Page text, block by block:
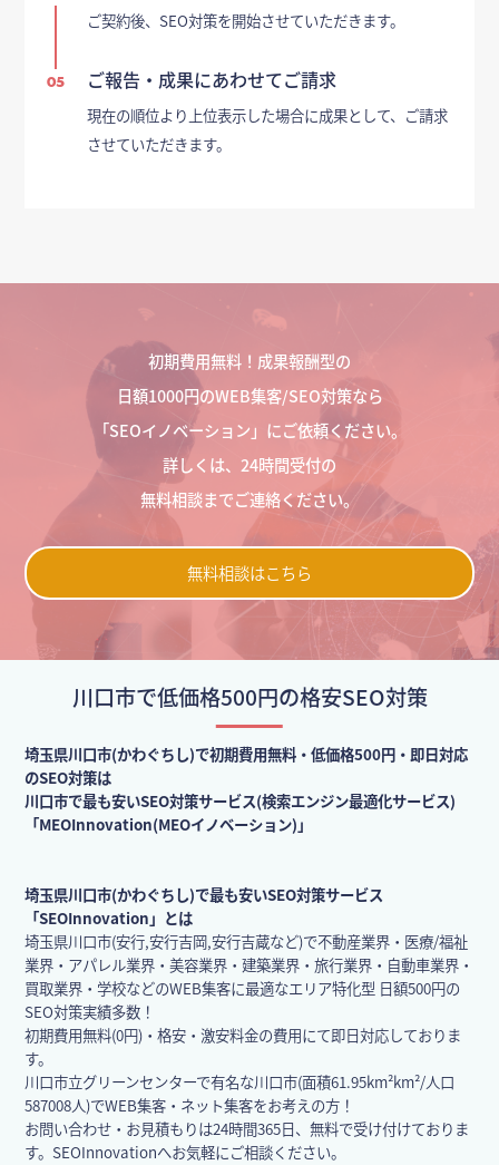
ご契約後、SEO対策を開始させていただきます。
05 ご報告・成果にあわせてご請求
現在の順位より上位表示した場合に成果として、ご請求
させていただきます。
初期費用無料！成果報酬型の
日額1000円のWEB集客/SEO対策なら
「SEOイノベーション」にご依頼ください。
詳しくは、24時間受付の
無料相談までご連絡ください。
無料相談はこちら
川口市で低価格500円の格安SEO対策
埼玉県川口市(かわぐちし)で初期費用無料・低価格500円・即日対応
のSEO対策は
川口市で最も安いSEO対策サービス(検索エンジン最適化サービス)
「MEOInnovation(MEOイノベーション)」
埼玉県川口市(かわぐちし)で最も安いSEO対策サービス
「SEOInnovation」とは
埼玉県川口市(安行,安行吉岡,安行吉蔵など)で不動産業界・医療/福祉
業界・アパレル業界・美容業界・建築業界・旅行業界・自動車業界・
買取業界・学校などのWEB集客に最適なエリア特化型 日額500円の
SEO対策実績多数！
初期費用無料(0円)・格安・激安料金の費用にて即日対応しておりま
す。
川口市立グリーンセンターで有名な川口市(面積61.95km²km²/人口
587008人)でWEB集客・ネット集客をお考えの方！
お問い合わせ・お見積もりは24時間365日、無料で受け付けておりま
す。SEOInnovationへお気軽にご相談ください。